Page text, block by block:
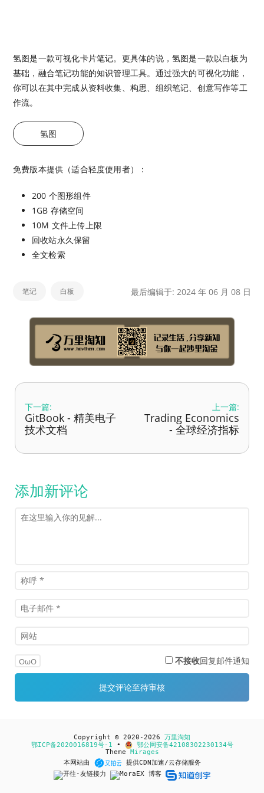
氢图是一款可视化卡片笔记。更具体的说，氢图是一款以白板为
基础，融合笔记功能的知识管理工具。通过强大的可视化功能，
你可以在其中完成从资料收集、构思、组织笔记、创意写作等工
作流。
氢图
免费版本提供（适合轻度使用者）：
200 个图形组件
1GB 存储空间
10M 文件上传上限
回收站永久保留
全文检索
笔记 白板 最后编辑于: 2024 年 06 月 08 日
下一篇:
GitBook - 精美电子
技术文档
上一篇:
Trading Economics
- 全球经济指标
添加新评论
OωO 不接收回复邮件通知
Copyright © 2020-2026 万里淘知
鄂ICP备2020016819号-1 •
鄂公网安备42108302230134号
Theme Mirages
本网站由
提供CDN加速/云存储服务